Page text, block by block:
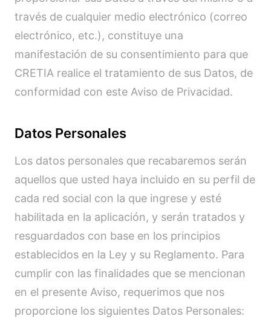
través de cualquier medio electrónico (correo
electrónico, etc.), constituye una
manifestación de su consentimiento para que
CRETIA realice el tratamiento de sus Datos, de
conformidad con este Aviso de Privacidad.
Datos Personales
Los datos personales que recabaremos serán
aquellos que usted haya incluido en su perfil de
cada red social con la que ingrese y esté
habilitada en la aplicación, y serán tratados y
resguardados con base en los principios
establecidos en la Ley y su Reglamento. Para
cumplir con las finalidades que se mencionan
en el presente Aviso, requerimos que nos
proporcione los siguientes Datos Personales: